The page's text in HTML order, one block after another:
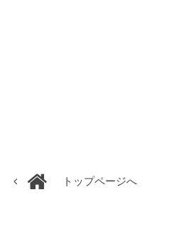
トップページへ